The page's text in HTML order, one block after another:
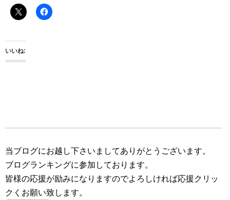
いいね:
当ブログにお越し下さいましてありがとうございます。
ブログランキングに参加しております。
皆様の応援が励みになりますのでよろしければ応援クリッ
クくお願い致します。